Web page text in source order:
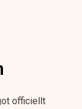
officiellt